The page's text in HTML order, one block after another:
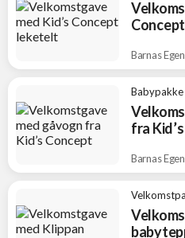
Barnas
Babypakke
fra
Barnas